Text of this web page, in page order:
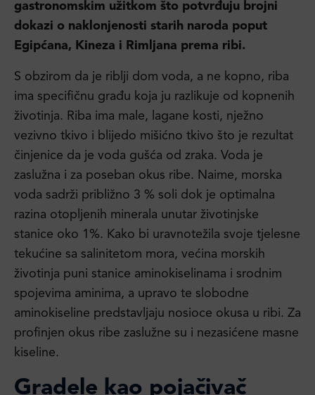
gastronomskim užitkom što potvrđuju brojni
dokazi o naklonjenosti starih naroda poput
Egipćana, Kineza i Rimljana prema ribi.
S obzirom da je riblji dom voda, a ne kopno, riba
ima specifičnu građu koja ju razlikuje od kopnenih
životinja. Riba ima male, lagane kosti, nježno
vezivno tkivo i blijedo mišićno tkivo što je rezultat
činjenice da je voda gušća od zraka. Voda je
zaslužna i za poseban okus ribe. Naime, morska
voda sadrži približno 3 % soli dok je optimalna
razina otopljenih minerala unutar životinjske
stanice oko 1%. Kako bi uravnotežila svoje tjelesne
tekućine sa salinitetom mora, većina morskih
životinja puni stanice aminokiselinama i srodnim
spojevima aminima, a upravo te slobodne
aminokiseline predstavljaju nosioce okusa u ribi. Za
profinjen okus ribe zaslužne su i nezasićene masne
kiseline.
Gradele kao pojačivač